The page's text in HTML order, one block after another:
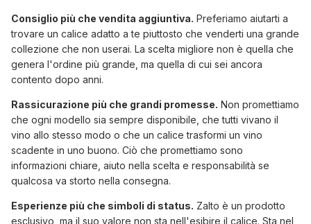
Consiglio più che vendita aggiuntiva. Preferiamo aiutarti a
trovare un calice adatto a te piuttosto che venderti una grande
collezione che non userai. La scelta migliore non è quella che
genera l'ordine più grande, ma quella di cui sei ancora
contento dopo anni.
Rassicurazione più che grandi promesse. Non promettiamo
che ogni modello sia sempre disponibile, che tutti vivano il
vino allo stesso modo o che un calice trasformi un vino
scadente in uno buono. Ciò che promettiamo sono
informazioni chiare, aiuto nella scelta e responsabilità se
qualcosa va storto nella consegna.
Esperienze più che simboli di status. Zalto è un prodotto
esclusivo, ma il suo valore non sta nell'esibire il calice. Sta nel